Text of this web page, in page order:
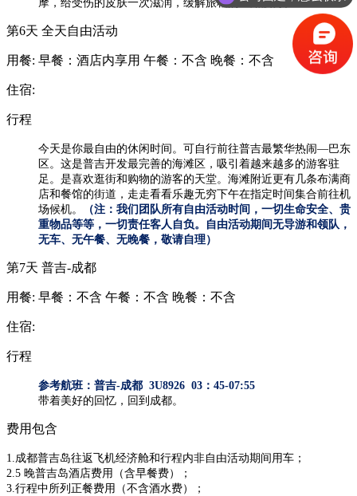
摩，给受伤的皮肤一次滋润，缓解旅程的一路疲劳。
第6天 全天自由活动
用餐: 早餐：酒店内享用 午餐：不含 晚餐：不含
住宿:
行程
今天是你最自由的休闲时间。可自行前往普吉最繁华热闹—巴东
区。这是普吉开发最完善的海滩区，吸引着越来越多的游客驻
足。是喜欢逛街和购物的游客的天堂。海滩附近更有几条布满商
店和餐馆的街道，走走看看乐趣无穷下午在指定时间集合前往机
场候机。
（注：我们团队所有自由活动时间，一切生命安全、贵
重物品等等，一切责任客人自负。自由活动期间无导游和领队，
无车、无午餐、无晚餐，敬请自理）
第7天 普吉-成都
用餐: 早餐：不含 午餐：不含 晚餐：不含
住宿:
行程
参考航班：普吉-成都 3U8926 03：45-07:55
​带着美好的回忆，回到成都。
费用包含
1.成都普吉岛往返飞机经济舱和行程内非自由活动期间用车；
2.5 晚普吉岛酒店费用（含早餐费）；
3.行程中所列正餐费用（不含酒水费）；
会议包车